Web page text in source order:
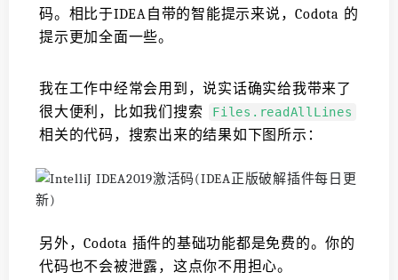
码。相比于IDEA自带的智能提示来说，Codota 的
提示更加全面一些。
我在工作中经常会用到，说实话确实给我带来了
很大便利，比如我们搜索
Files.readAllLines
相关的代码，搜索出来的结果如下图所示：
另外，Codota 插件的基础功能都是免费的。你的
代码也不会被泄露，这点你不用担心。